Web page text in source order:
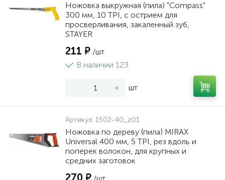
Ножовка выкружная (пила) "Compass"
300 мм, 10 TPI, с острием для
просверливания, закаленный зуб,
STAYER
211 ₽ /шт
В наличии 123
- + шт
Артикул: 1502-40_z01
Ножовка по дереву (пила) MIRAX
Universal 400 мм, 5 TPI, рез вдоль и
поперек волокон, для крупных и
средних заготовок
270 ₽